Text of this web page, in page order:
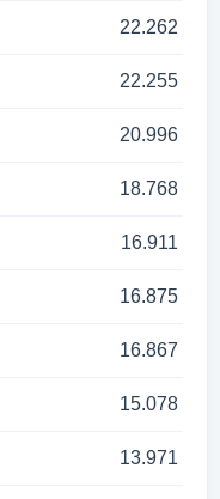
22.262
22.255
20.996
18.768
16.911
16.875
16.867
15.078
13.971